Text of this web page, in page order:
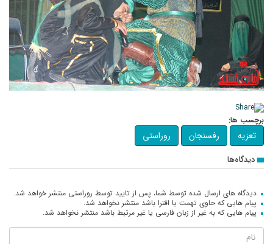
برچسب ها:
تعزیه رفسنجان روراستی
دیدگاه‌ها
دیدگاه های ارسال شده توسط شما، پس از تایید توسط روراستی منتشر خواهد شد.
پیام هایی که حاوی تهمت یا افترا باشد منتشر نخواهد شد.
پیام هایی که به غیر از زبان فارسی یا غیر مرتبط باشد منتشر نخواهد شد.